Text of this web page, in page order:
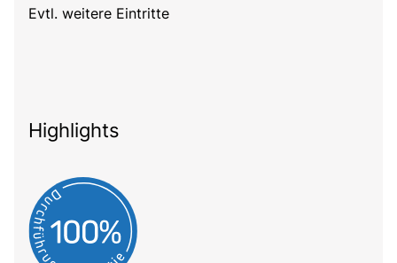
Evtl. weitere Eintritte
Highlights